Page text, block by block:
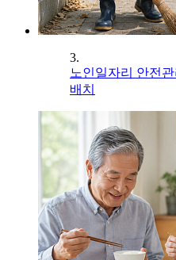
3.
노인일자리 안전
배치